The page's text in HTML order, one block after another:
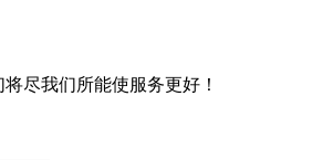
尽我们所能使服务更好！